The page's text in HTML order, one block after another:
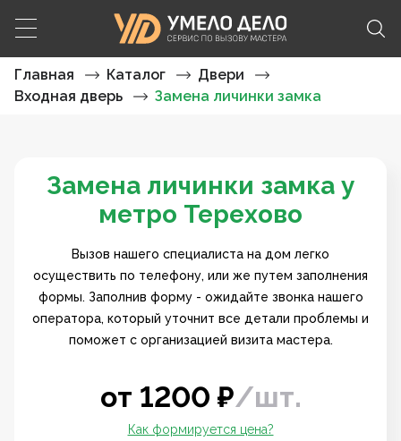
Главная Каталог
Двери
Входная дверь
Замена личинки замка
Замена личинки замка у
метро Терехово
Вызов нашего специалиста на дом легко
осуществить по телефону, или же путем заполнения
формы. Заполнив форму - ожидайте звонка нашего
оператора, который уточнит все детали проблемы и
поможет с организацией визита мастера.
от 1200 ₽/шт.
Как формируется цена?